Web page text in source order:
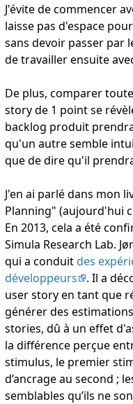
J'évite de commencer
laisse pas d'espace
sans devoir passer par
de travailler ensuite
De plus, comparer
story de 1 point se
backlog produit
qu'un autre semble
que de dire qu'il
J'en ai parlé dans mon
Planning" (aujourd'hui
En 2013, cela a été
Simula Research Lab.
qui a conduit des
développeurs
. Il a
user story en tant que
générer des
stories, dû à un effet
la différence perçue
stimulus, le premier
d’ancrage au second ;
semblables qu’ils ne